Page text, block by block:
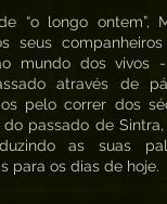
longo ontem”,
seus
mundo dos vivos
através de
pelo correr dos
passado de
as suas
para os dias de hoje.